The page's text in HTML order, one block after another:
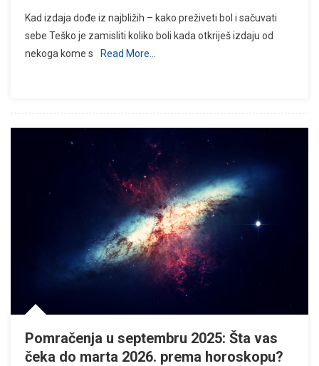
Kad izdaja dođe iz najbližih – kako preživeti bol i sačuvati
sebe Teško je zamisliti koliko boli kada otkriješ izdaju od
nekoga kome s
Read More…
Pomračenja u septembru 2025: Šta vas
čeka do marta 2026. prema horoskopu?